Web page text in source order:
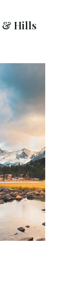
& Hills